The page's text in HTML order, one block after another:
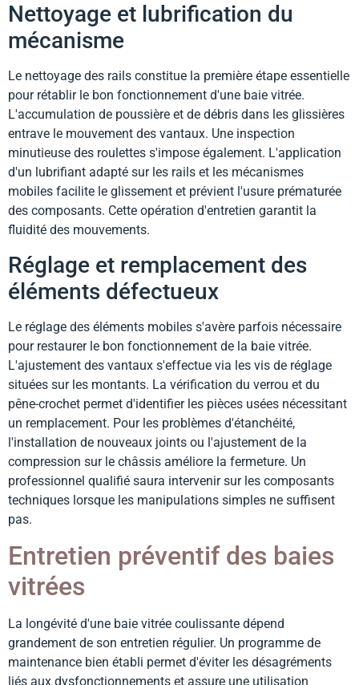
Nettoyage et lubrification du
mécanisme
Le nettoyage des rails constitue la première étape essentielle
pour rétablir le bon fonctionnement d'une baie vitrée.
L'accumulation de poussière et de débris dans les glissières
entrave le mouvement des vantaux. Une inspection
minutieuse des roulettes s'impose également. L'application
d'un lubrifiant adapté sur les rails et les mécanismes
mobiles facilite le glissement et prévient l'usure prématurée
des composants. Cette opération d'entretien garantit la
fluidité des mouvements.
Réglage et remplacement des
éléments défectueux
Le réglage des éléments mobiles s'avère parfois nécessaire
pour restaurer le bon fonctionnement de la baie vitrée.
L'ajustement des vantaux s'effectue via les vis de réglage
situées sur les montants. La vérification du verrou et du
pêne-crochet permet d'identifier les pièces usées nécessitant
un remplacement. Pour les problèmes d'étanchéité,
l'installation de nouveaux joints ou l'ajustement de la
compression sur le châssis améliore la fermeture. Un
professionnel qualifié saura intervenir sur les composants
techniques lorsque les manipulations simples ne suffisent
pas.
Entretien préventif des baies
vitrées
La longévité d'une baie vitrée coulissante dépend
grandement de son entretien régulier. Un programme de
maintenance bien établi permet d'éviter les désagréments
liés aux dysfonctionnements et assure une utilisation